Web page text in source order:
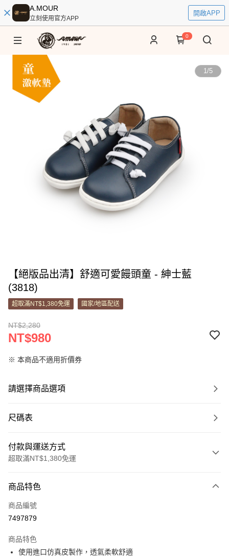
A.MOUR
立刻使用官方APP
開啟APP
0
1/5
【絕版品出清】舒適可愛饅頭童 - 紳士藍
(3818)
超取滿NT$1,380免運 國家/地區配送
NT$2,280
NT$980
※ 本商品不適用折價券
請選擇商品選項
尺碼表
付款與運送方式
超取滿NT$1,380免運
信用卡一次付款
信用卡分期付款
合作金庫商業銀行
華南商業銀行
彰化商業銀行
超商取貨付款
商品特色
商品編號
7497879
商品特色
使用進口仿真皮製作，透氣柔軟舒適